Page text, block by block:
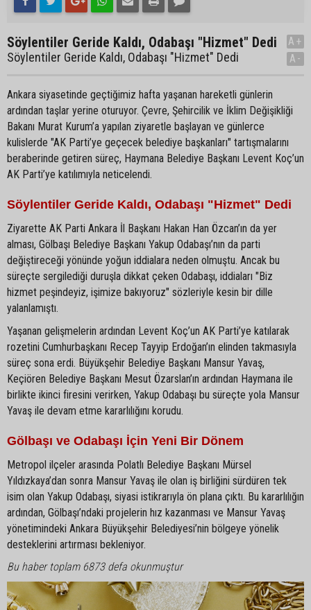
Söylentiler Geride Kaldı, Odabaşı "Hizmet" Dedi
Söylentiler Geride Kaldı, Odabaşı "Hizmet" Dedi
A+
A-
Ankara siyasetinde geçtiğimiz hafta yaşanan hareketli günlerin
ardından taşlar yerine oturuyor. Çevre, Şehircilik ve İklim Değişikliği
Bakanı Murat Kurum’a yapılan ziyaretle başlayan ve günlerce
kulislerde "AK Parti’ye geçecek belediye başkanları" tartışmalarını
beraberinde getiren süreç, Haymana Belediye Başkanı Levent Koç’un
AK Parti’ye katılımıyla neticelendi.
Söylentiler Geride Kaldı, Odabaşı "Hizmet" Dedi
Ziyarette AK Parti Ankara İl Başkanı Hakan Han Özcan’ın da yer
alması, Gölbaşı Belediye Başkanı Yakup Odabaşı’nın da parti
değiştireceği yönünde yoğun iddialara neden olmuştu. Ancak bu
süreçte sergilediği duruşla dikkat çeken Odabaşı, iddiaları "Biz
hizmet peşindeyiz, işimize bakıyoruz" sözleriyle kesin bir dille
yalanlamıştı.
Yaşanan gelişmelerin ardından Levent Koç’un AK Parti’ye katılarak
rozetini Cumhurbaşkanı Recep Tayyip Erdoğan’ın elinden takmasıyla
süreç sona erdi. Büyükşehir Belediye Başkanı Mansur Yavaş,
Keçiören Belediye Başkanı Mesut Özarslan’ın ardından Haymana ile
birlikte ikinci firesini verirken, Yakup Odabaşı bu süreçte yola Mansur
Yavaş ile devam etme kararlılığını korudu.
Gölbaşı ve Odabaşı İçin Yeni Bir Dönem
Metropol ilçeler arasında Polatlı Belediye Başkanı Mürsel
Yıldızkaya’dan sonra Mansur Yavaş ile olan iş birliğini sürdüren tek
isim olan Yakup Odabaşı, siyasi istikrarıyla ön plana çıktı. Bu kararlılığın
ardından, Gölbaşı’ndaki projelerin hız kazanması ve Mansur Yavaş
yönetimindeki Ankara Büyükşehir Belediyesi’nin bölgeye yönelik
desteklerini artırması bekleniyor.
Bu haber toplam 6873 defa okunmuştur